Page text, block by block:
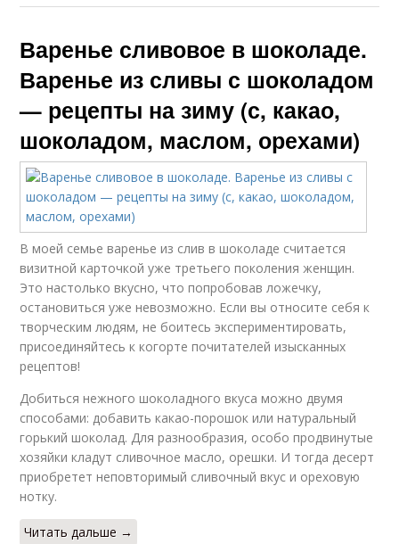
Варенье сливовое в шоколаде.
Варенье из сливы с шоколадом
— рецепты на зиму (с, какао,
шоколадом, маслом, орехами)
В моей семье варенье из слив в шоколаде считается
визитной карточкой уже третьего поколения женщин.
Это настолько вкусно, что попробовав ложечку,
остановиться уже невозможно. Если вы относите себя к
творческим людям, не боитесь экспериментировать,
присоединяйтесь к когорте почитателей изысканных
рецептов!
Добиться нежного шоколадного вкуса можно двумя
способами: добавить какао-порошок или натуральный
горький шоколад. Для разнообразия, особо продвинутые
хозяйки кладут сливочное масло, орешки. И тогда десерт
приобретет неповторимый сливочный вкус и ореховую
нотку.
Читать дальше →